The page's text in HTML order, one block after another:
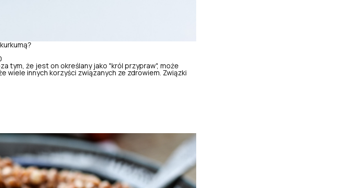
tym, że jest on określany jako "król przypraw", może
wiele innych korzyści związanych ze zdrowiem. Związki